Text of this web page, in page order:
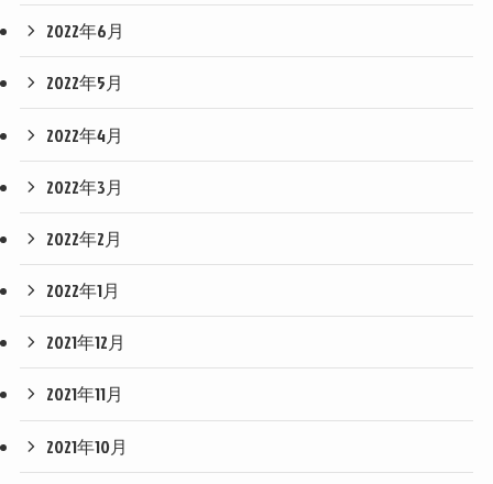
2022年6月
2022年5月
2022年4月
2022年3月
2022年2月
2022年1月
2021年12月
2021年11月
2021年10月